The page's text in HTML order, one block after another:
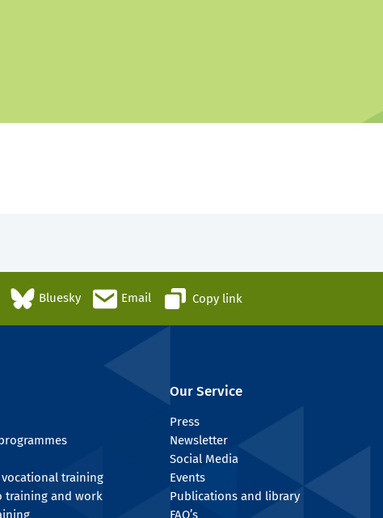
Bluesky Email Copy link
training
training and work
Our Service
Press
Newsletter
Social Media
Events
Publications and library
FAQ’s